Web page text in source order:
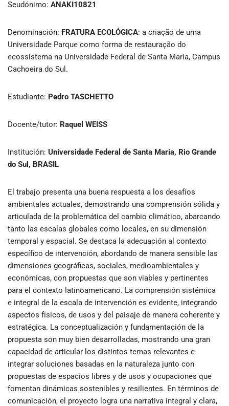
Seudónimo: ANAKI10821
Denominación: FRATURA ECOLÓGICA: a criação de uma
Universidade Parque como forma de restauração do
ecossistema na Universidade Federal de Santa Maria, Campus
Cachoeira do Sul.
Estudiante: Pedro TASCHETTO
Docente/tutor: Raquel WEISS
Institución: Universidade Federal de Santa Maria, Rio Grande
do Sul, BRASIL
El trabajo presenta una buena respuesta a los desafíos
ambientales actuales, demostrando una comprensión sólida y
articulada de la problemática del cambio climático, abarcando
tanto las escalas globales como locales, en su dimensión
temporal y espacial. Se destaca la adecuación al contexto
específico de intervención, abordando de manera sensible las
dimensiones geográficas, sociales, medioambientales y
económicas, con propuestas que son viables y pertinentes
para el contexto latinoamericano. La comprensión sistémica
e integral de la escala de intervención es evidente, integrando
aspectos físicos, de usos y del paisaje de manera coherente y
estratégica. La conceptualización y fundamentación de la
propuesta son muy bien desarrolladas, mostrando una gran
capacidad de articular los distintos temas relevantes e
integrar soluciones basadas en la naturaleza junto con
propuestas de espacios libres y de usos y ocupaciones que
fomentan dinámicas sostenibles y resilientes. En términos de
comunicación, el proyecto logra una narrativa integral y clara,